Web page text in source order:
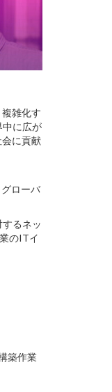
雑化す
中に広が
に貢献
ローバ
るネッ
のITイ
築作業